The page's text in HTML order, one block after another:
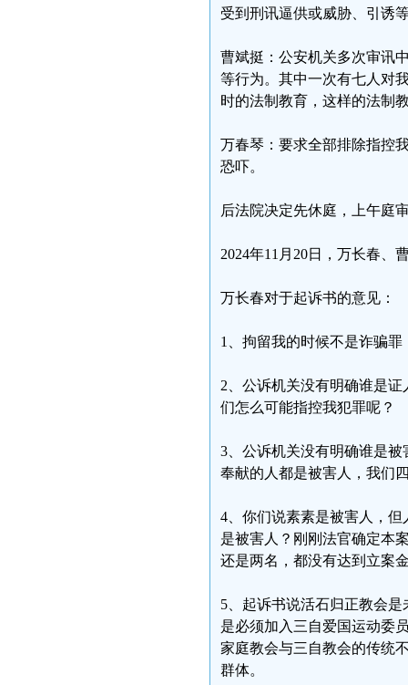
受到刑讯逼供或威胁、引诱
曹斌挺：公安机关多次审讯
等行为。其中一次有七人对
时的法制教育，这样的法制
万春琴：要求全部排除指控
恐吓。
后法院决定先休庭，上午庭
2024年11月20日，万长春、
万长春对于起诉书的意见：
1、拘留我的时候不是诈骗
2、公诉机关没有明确谁是
们怎么可能指控我犯罪呢？
3、公诉机关没有明确谁是
奉献的人都是被害人，我们
4、你们说素素是被害人，
是被害人？刚刚法官确定本
还是两名，都没有达到立案
5、起诉书说活石归正教会
是必须加入三自爱国运动委
家庭教会与三自教会的传统
群体。